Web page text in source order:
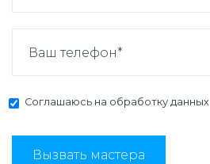
Соглашаюсь на обработку данных
Вызвать мастера